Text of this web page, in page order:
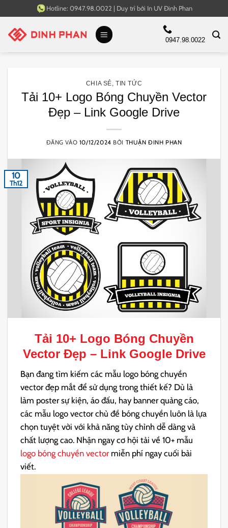
qua
nội
Hotline: 0947.98.0022 | Duy trì bởi In UV Đinh Phan
0947.98.0022
CHIA SẺ ,TIN TỨC
Tải 10+ Logo Bóng Chuyền Vector
Đẹp – Link Google Drive
ĐĂNG VÀO 10/12/2024 BỞI THUẬN ĐINH PHAN
10
Th12
Tải 10+ Logo Bóng Chuyền
VectorĐẹp – Link Google Drive
Bạn đang tìm kiếm các mẫu logo bóng chuyền
vector đẹp mắt để sử dụng trong thiết kế? Dù là
làm poster sự kiện, áo đấu, hay banner quảng cáo,
các mẫu logo vector chủ đề bóng chuyền luôn là lựa
chọn tuyệt vời với khả năng tùy chỉnh dễ dàng và
chất lượng cao. Nhận ngay cơ hội tải về 10+ mẫu
logo bóng chuyền vectormiễn phí ngay cuối bài
viết.